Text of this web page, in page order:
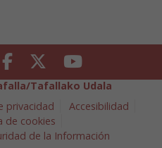
Facebook Twitter Youtube
Tafallako Udala
privacidad
Accesibilidad
de cookies
de la Información